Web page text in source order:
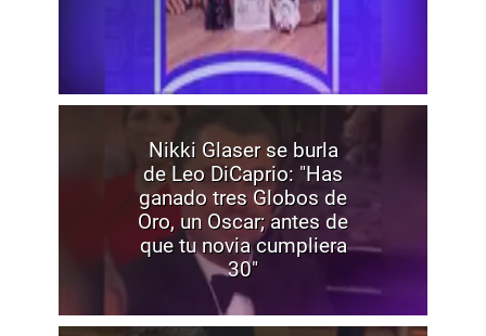
Nikki Glaser se burla
de Leo DiCaprio: "Has
ganado tres Globos de
Oro, un Oscar; antes de
que tu novia cumpliera
30"